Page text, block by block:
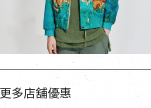
更多店舖優惠